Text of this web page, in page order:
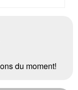
du moment!